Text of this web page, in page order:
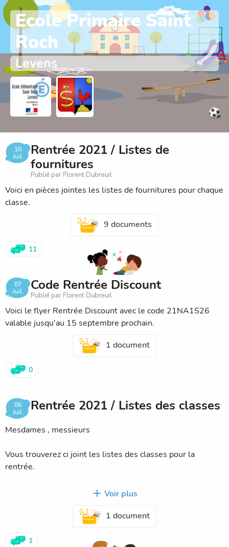
Ecole Primaire Saint
Roch
Levens
10
Juil.
Rentrée 2021 / Listes de
fournitures
Publié par Florent Dubreuil
Voici en pièces jointes les listes de fournitures pour chaque
classe.
9 documents
11
07
Juil.
Code Rentrée Discount
Publié par Florent Dubreuil
Voici le flyer Rentrée Discount avec le code 21NA1S26
valable jusqu'au 15 septembre prochain.
1 document
0
06
Juil.
Rentrée 2021 / Listes des classes
Mesdames , messieurs
Vous trouverez ci joint les listes des classes pour la
rentrée.
Ps: les classes ont été faites en tenant compte du sexe,
des capacités scolaires , du comportement , de l'autonomie
de l'expérience des enseignants de l'élémentaire et de la
Voir plus
1 document
1